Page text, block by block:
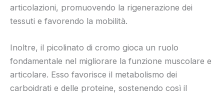
articolazioni, promuovendo la rigenerazione dei
tessuti e favorendo la mobilità.
Inoltre, il picolinato di cromo gioca un ruolo
fondamentale nel migliorare la funzione muscolare e
articolare. Esso favorisce il metabolismo dei
carboidrati e delle proteine, sostenendo così il